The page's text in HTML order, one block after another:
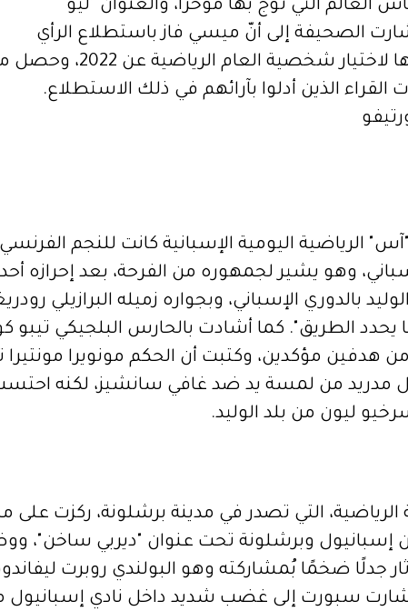
التي توج بها مؤخرًا، والعنوان "ليو
2022"، وأشارت الصحيفة إلى أنّ ميسي فاز باستطلاع الرأي
الذي قدمته الصحيفة لقرائها لاختيار شخصية
الرياضية اليومية الإسبانية كانت للنجم
وهو يشير لجمهوره من الفرحة، بعد إحرازه أحد
بالدوري الإسباني، وبجواره زميله البرازيلي
يحدد الطريق". كما أشادت بالحارس البلجيكي تيبو
من هدفين مؤكدين، وكتبت أن الحكم مونويرا
مدريد من لمسة يد ضد غافي سانشيز، لكنه
ليون من بلد الوليد.
التي تصدر في مدينة برشلونة، ركزت على
إسبانيول وبرشلونة تحت عنوان "ديربي ساخن"،
جدلًا ضخمًا بُمشاركته وهو البولندي روبرت
سبورت إلى غضب شديد داخل نادي إسبانيول